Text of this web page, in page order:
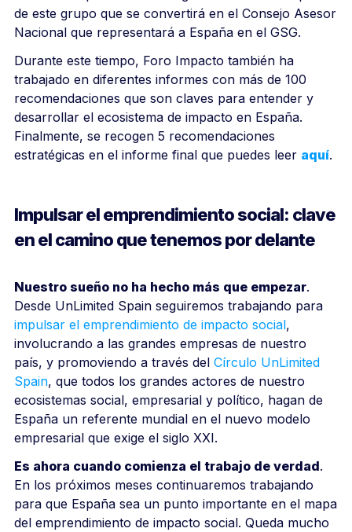
de este grupo que se convertirá en el Consejo Asesor
Nacional que representará a España en el GSG.
Durante este tiempo, Foro Impacto también ha
trabajado en diferentes informes con más de 100
recomendaciones que son claves para entender y
desarrollar el ecosistema de impacto en España.
Finalmente, se recogen 5 recomendaciones
estratégicas en el informe final que puedes leer aquí.
Impulsar el emprendimiento social: clave
en el camino que tenemos por delante
Nuestro sueño no ha hecho más que empezar.
Desde UnLimited Spain seguiremos trabajando para
impulsar el emprendimiento de impacto social,
involucrando a las grandes empresas de nuestro
país, y promoviendo a través del Círculo UnLimited
Spain, que todos los grandes actores de nuestro
ecosistemas social, empresarial y político, hagan de
España un referente mundial en el nuevo modelo
empresarial que exige el siglo XXI.
Es ahora cuando comienza el trabajo de verdad.
En los próximos meses continuaremos trabajando
para que España sea un punto importante en el mapa
del emprendimiento de impacto social. Queda mucho